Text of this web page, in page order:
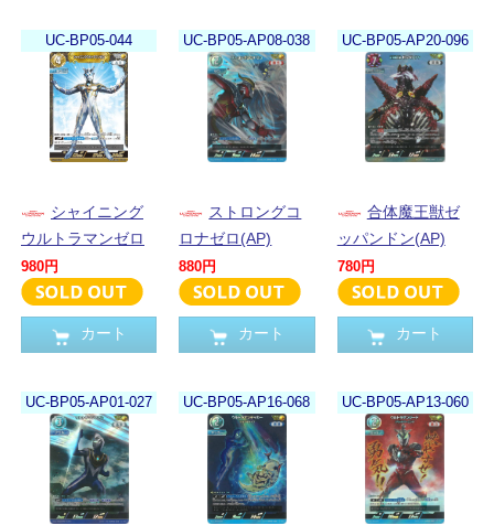
UC-BP05-044
シャイニング
ウルトラマンゼロ
980円
カート
UC-BP05-AP08-038
ストロングコ
ロナゼロ(AP)
880円
カート
UC-BP05-AP20-096
合体魔王獣ゼ
ッパンドン(AP)
780円
カート
UC-BP05-AP01-027 UC-BP05-AP16-068 UC-BP05-AP13-060